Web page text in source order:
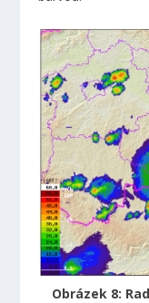
Obrázek 8: